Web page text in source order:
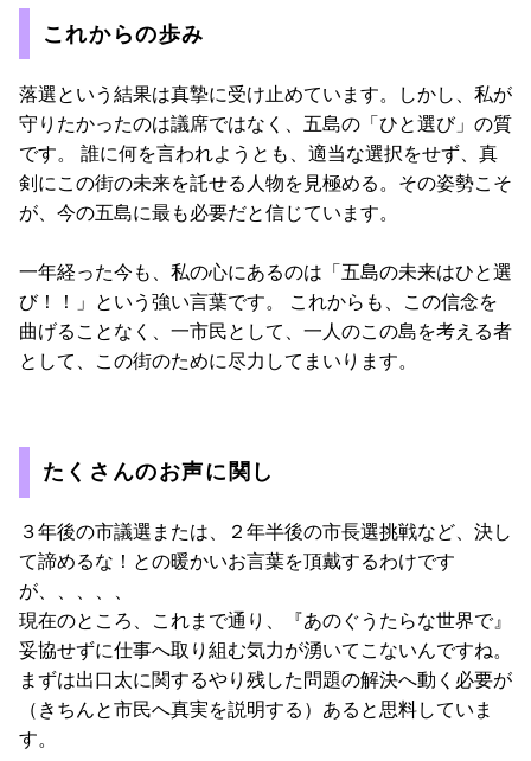
これからの歩み
落選という結果は真摯に受け止めています。しかし、私が
守りたかったのは議席ではなく、五島の「ひと選び」の質
です。 誰に何を言われようとも、適当な選択をせず、真
剣にこの街の未来を託せる人物を見極める。その姿勢こそ
が、今の五島に最も必要だと信じています。
一年経った今も、私の心にあるのは「五島の未来はひと選
び！！」という強い言葉です。 これからも、この信念を
曲げることなく、一市民として、一人のこの島を考える者
として、この街のために尽力してまいります。
たくさんのお声に関し
３年後の市議選または、２年半後の市長選挑戦など、決し
て諦めるな！との暖かいお言葉を頂戴するわけです
が、、、、、
現在のところ、これまで通り、『あのぐうたらな世界で』
妥協せずに仕事へ取り組む気力が湧いてこないんですね。
まずは出口太に関するやり残した問題の解決へ動く必要が
（きちんと市民へ真実を説明する）あると思料していま
す。